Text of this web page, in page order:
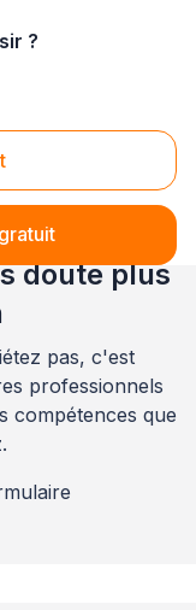
?
doute plus
pas, c'est
professionnels
compétences que